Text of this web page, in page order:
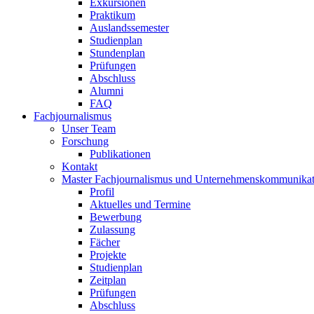
Exkursionen
Praktikum
Auslandssemester
Studienplan
Stundenplan
Prüfungen
Abschluss
Alumni
FAQ
Fachjournalismus
Unser Team
Forschung
Publikationen
Kontakt
Master Fachjournalismus und
Profil
Aktuelles und Termine
Bewerbung
Zulassung
Fächer
Projekte
Studienplan
Zeitplan
Prüfungen
Abschluss